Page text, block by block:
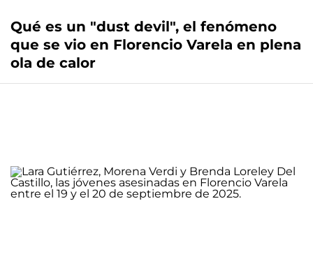
Qué es un "dust devil", el fenómeno
que se vio en Florencio Varela en plena
ola de calor